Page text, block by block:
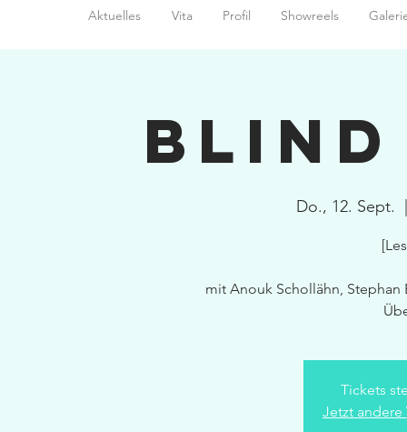
Aktuelles Vita Profil Showreels
Blind
Do., 12. Sept.
mit Anouk Schollähn,
Tickets
Jetzt andere